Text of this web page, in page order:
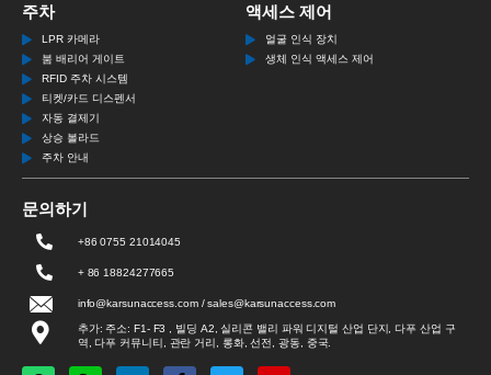
주차
LPR 카메라
붐 배리어 게이트
RFID 주차 시스템
티켓/카드 디스펜서
자동 결제기
상승 볼라드
주차 안내
액세스 제어
얼굴 인식 장치
생체 인식 액세스 제어
문의하기
+86 0755 21014045
+ 86 18824277665
info@karsunaccess.com / sales@karsunaccess.com
추가: 주소: F1- F3 , 빌딩 A2, 실리콘 밸리 파워 디지털 산업 단지, 다푸 산업 구
역, 다푸 커뮤니티, 관란 거리, 롱화, 선전, 광동, 중국.